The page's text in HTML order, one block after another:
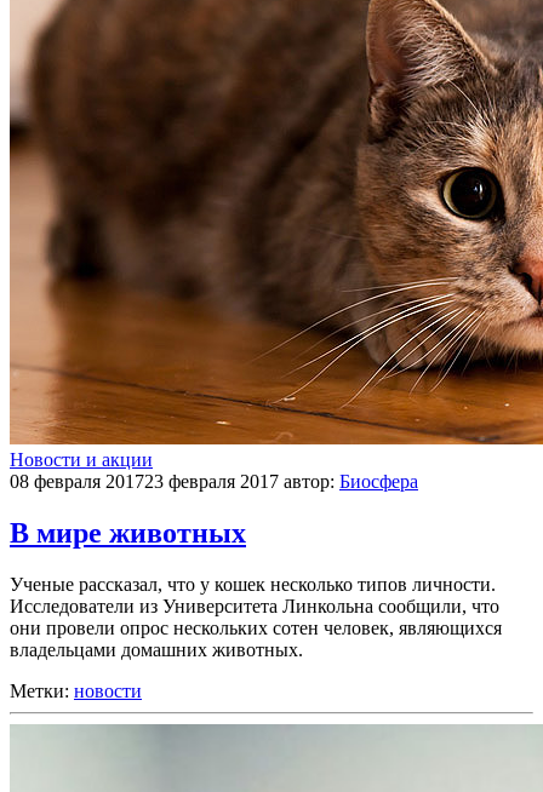
Новости и акции
08 февраля 201723 февраля 2017 автор: Биосфера
В мире животных
Ученые рассказал, что у кошек несколько типов личности.
Исследователи из Университета Линкольна сообщили, что
они провели опрос нескольких сотен человек, являющихся
владельцами домашних животных.
Метки: новости